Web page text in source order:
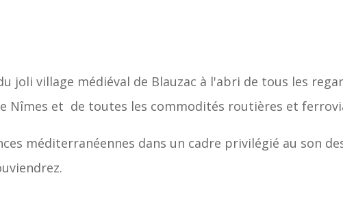
joli village médiéval de Blauzac à l'abri de tous les
Nîmes et de toutes les commodités routières et
méditerranéennes dans un cadre privilégié au son